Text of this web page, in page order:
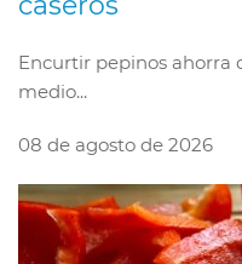
Encurtir pepinos ahorra
medio...
08 de agosto de 2026